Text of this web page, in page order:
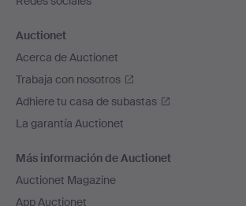
Auctionet
Acerca de Auctionet
Trabaja con nosotros
Adhiere tu casa de subastas
La garantía Auctionet
Más información de Auctionet
Auctionet Magazine
App Auctionet